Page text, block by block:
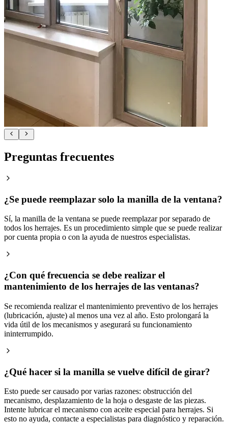
Preguntas frecuentes
¿Se puede reemplazar solo la manilla de la ventana?
Sí, la manilla de la ventana se puede reemplazar por separado de
todos los herrajes. Es un procedimiento simple que se puede realizar
por cuenta propia o con la ayuda de nuestros especialistas.
¿Con qué frecuencia se debe realizar el
mantenimiento de los herrajes de las ventanas?
Se recomienda realizar el mantenimiento preventivo de los herrajes
(lubricación, ajuste) al menos una vez al año. Esto prolongará la
vida útil de los mecanismos y asegurará su funcionamiento
ininterrumpido.
¿Qué hacer si la manilla se vuelve difícil de girar?
Esto puede ser causado por varias razones: obstrucción del
mecanismo, desplazamiento de la hoja o desgaste de las piezas.
Intente lubricar el mecanismo con aceite especial para herrajes. Si
esto no ayuda, contacte a especialistas para diagnóstico y reparación.